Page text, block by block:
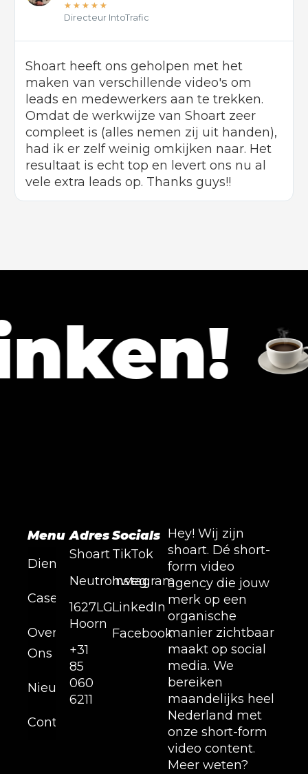
★ ★ ★ ★ ★
Directeur IntoTrafic
Shoart heeft ons geholpen met het
maken van verschillende video's om
leads en medewerkers aan te trekken.
Omdat de werkwijze van Shoart zeer
compleet is (alles nemen zij uit handen),
had ik er zelf weinig omkijken naar. Het
resultaat is echt top en levert ons nu al
vele extra leads op. Thanks guys!!
Diensten
Cases
Over
Ons
Nieuws
Contact
Menu Adres
Shoart
Neutronweg,
1627LG
Hoorn
+31
85
060
6211
Socials
TikTok
Instagram
LinkedIn
Facebook
Hey! Wij zijn
shoart. Dé short-
form video
agency die jouw
merk op een
organische
manier zichtbaar
maakt op social
media. We
bereiken
maandelijks heel
Nederland met
onze short-form
video content.
Meer weten?